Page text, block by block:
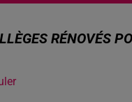
RÉNOVÉS